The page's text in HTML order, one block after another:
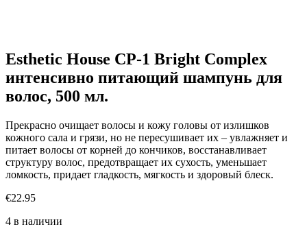
Esthetic House CP-1 Bright Complex
интенсивно питающий шампунь для
волос, 500 мл.
Прекрасно очищает волосы и кожу головы от излишков
кожного сала и грязи, но не пересушивает их – увлажняет и
питает волосы от корней до кончиков, восстанавливает
структуру волос, предотвращает их сухость, уменьшает
ломкость, придает гладкость, мягкость и здоровый блеск.
€22.95
4 в наличии